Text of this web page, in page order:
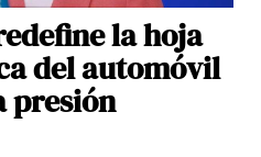
la hoja
del automóvil
presión